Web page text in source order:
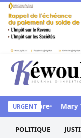
Aller au contenu
Kéwoulo, le
URGENT
chambre Mary
POLITIQUE